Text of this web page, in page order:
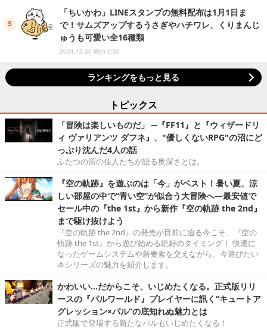
「ちいかわ」LINEスタンプの無料配布は1月1日ま
で！サムズアップするうさぎやハチワレ、くりまんじ
ゅうも可愛い全16種類
2024.12.30 Mon 0:20
ランキングをもっと見る
トピックス
「冒険は楽しいものだ」 ─『FF11』と『ウィザードリ
ィ ヴァリアンツ ダフネ』、"優しくないRPG"の沼にど
っぷり沈んだ4人の話
ふたつの沼の住人たちが語る奥深さとは。
『空の軌跡』を遊ぶのは「今」がベスト！暑い夏、涼
しい部屋の中で“青い空”が似合う大冒険へ―最安値で
セール中の『the 1st』から新作『空の軌跡 the 2nd』
まで駆け抜けよう
『空の軌跡 the 2nd』の発売が目前に迫る今こそ、『空の
軌跡 the 1st』から遊び始める絶好のタイミング！ 快適に
なったゲームシステムや新要素を交えながら、今遊びたい
本シリーズの魅力を紹介します。
かわいい…だからこそ、いじめたくなる。正式版リリ
ースの『パルワールド』プレイヤーに訊く“キュートア
グレッション×パル”の底知れぬ魅力とは
正式版で登場する新たなパルもいじめたくなる！